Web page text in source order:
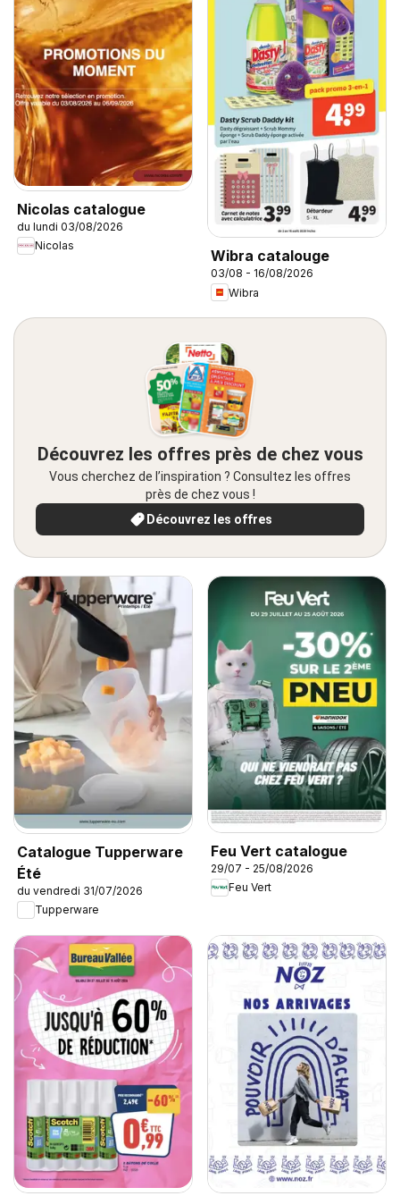
Nicolas catalogue
du lundi 03/08/2026
Nicolas
Wibra catalouge
03/08 - 16/08/2026
Wibra
Découvrez les offres près de chez vous
Vous cherchez de l’inspiration ? Consultez les offres
près de chez vous !
Découvrez les offres
Catalogue Tupperware
Été
du vendredi 31/07/2026
Tupperware
Feu Vert catalogue
29/07 - 25/08/2026
Feu Vert